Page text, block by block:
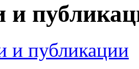
и
и публикации